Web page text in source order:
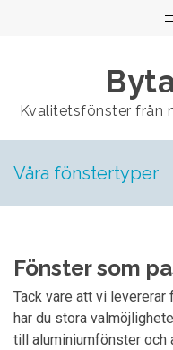
Kvalitetsfönster från
Våra fönstertyper
Fönster som
Tack vare att vi
har du stora
till aluminiumfönster och